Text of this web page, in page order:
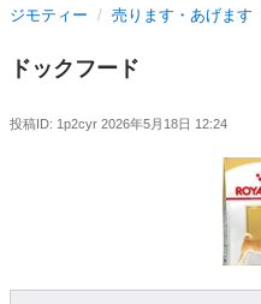
ジモティー 売ります・あげます
ドックフード
投稿ID: 1p2cyr 2026年5月18日 12:24